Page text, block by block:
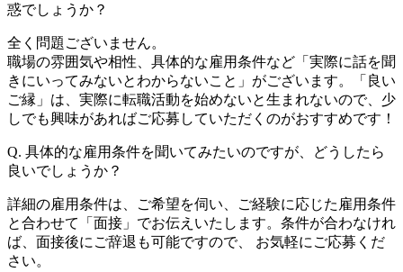
惑でしょうか？
全く問題ございません。
職場の雰囲気や相性、具体的な雇用条件など「実際に話を聞
きにいってみないとわからないこと」がございます。「良い
ご縁」は、実際に転職活動を始めないと生まれないので、少
しでも興味があればご応募していただくのがおすすめです！
Q. 具体的な雇用条件を聞いてみたいのですが、どうしたら
良いでしょうか？
詳細の雇用条件は、ご希望を伺い、ご経験に応じた雇用条件
と合わせて「面接」でお伝えいたします。条件が合わなけれ
ば、面接後にご辞退も可能ですので、 お気軽にご応募くだ
さい。